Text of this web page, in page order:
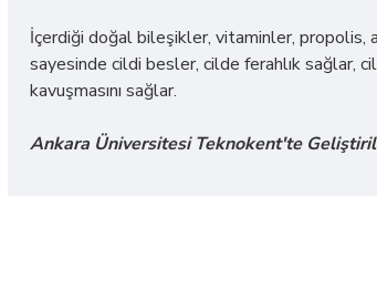
İçerdiği doğal bileşikler, vitaminler, propolis,
sayesinde cildi besler, cilde ferahlık sağlar,
kavuşmasını sağlar.
Ankara Üniversitesi Teknokent'te